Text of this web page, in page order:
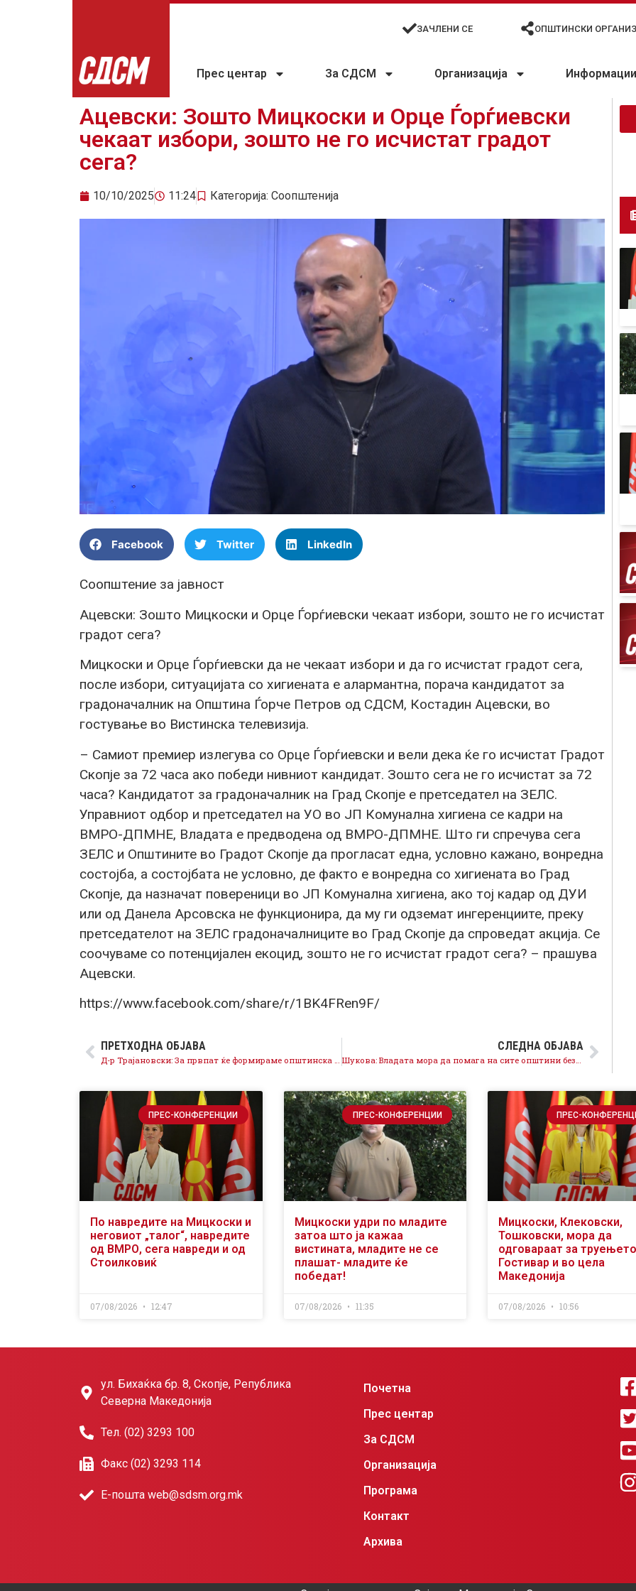
ЗАЧЛЕНИ СЕ ОПШТИНСКИ
Прес центар За СДСМ Организација Информации
Ацевски: Зошто Мицкоски и Орце Ѓорѓиевски
чекаат избори, зошто не го исчистат градот
сега?
10/10/2025 11:24 Категорија: Соопштенија
Facebook Twitter LinkedIn
Соопштение за јавност
Ацевски: Зошто Мицкоски и Орце Ѓорѓиевски чекаат избори, зошто не го исчистат
градот сега?
Мицкоски и Орце Ѓорѓиевски да не чекаат избори и да го исчистат градот сега,
после избори, ситуацијата со хигиената е алармантна, порача кандидатот за
градоначалник на Општина Ѓорче Петров од СДСМ, Костадин Ацевски, во
гостување во Вистинска телевизија.
– Самиот премиер излегува со Орце Ѓорѓиевски и вели дека ќе го исчистат Градот
Скопје за 72 часа ако победи нивниот кандидат. Зошто сега не го исчистат за 72
часа? Кандидатот за градоначалник на Град Скопје е претседател на ЗЕЛС.
Управниот одбор и претседател на УО во ЈП Комунална хигиена се кадри на
ВМРО-ДПМНЕ, Владата е предводена од ВМРО-ДПМНЕ. Што ги спречува сега
ЗЕЛС и Општините во Градот Скопје да прогласат една, условно кажано, вонредна
состојба, а состојбата не условно, де факто е вонредна со хигиената во Град
Скопје, да назначат повереници во ЈП Комунална хигиена, ако тој кадар од ДУИ
или од Данела Арсовска не функционира, да му ги одземат ингеренциите, преку
претседателот на ЗЕЛС градоначалниците во Град Скопје да спроведат акција. Се
соочуваме со потенцијален екоцид, зошто не го исчистат градот сега? – прашува
Ацевски.
https://www.facebook.com/share/r/1BK4FRen9F/
ПРЕТХОДНА ОБЈАВА
Д-р Трајановски: За првпат ќе формираме општинска медицинска помош – Проект со кој се грижиме за сите на кои им треба помош!
СЛЕДНА ОБЈАВА
Шукова: Владата мора да помага на сите општини без разлика кој е градоначалник и од која партија доаѓа
ПРЕС-КОНФЕРЕНЦИИ
По навредите на Мицкоски и
неговиот „талог“, навредите
од ВМРО, сега навреди и од
Стоилковиќ
07/08/2026 12:47
ПРЕС-КОНФЕРЕНЦИИ
Мицкоски удри по младите
затоа што ја кажаа
вистината, младите не се
плашат- младите ќе
победат!
07/08/2026 11:35
ПРЕС-
Мицкоски, Клековски,
Тошковски, мора да
одговараат за
Гостивар и во цела
Македонија
07/08/2026 10:56
ул. Бихаќка бр. 8, Скопје, Република
Северна Македонија
Тел. (02) 3293 100
Факс (02) 3293 114
Е-пошта web@sdsm.org.mk
Почетна
Прес центар
За СДСМ
Организација
Програма
Контакт
Архива